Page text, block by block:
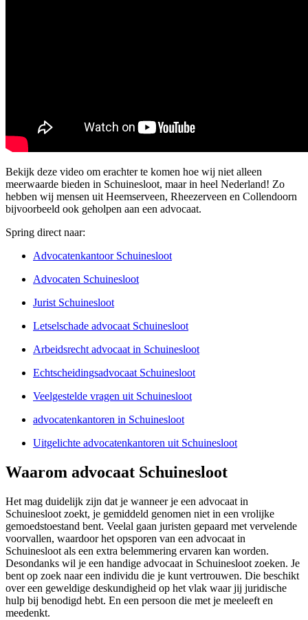
Bekijk deze video om erachter te komen hoe wij niet alleen
meerwaarde bieden in Schuinesloot, maar in heel Nederland! Zo
hebben wij mensen uit Heemserveen, Rheezerveen en Collendoorn
bijvoorbeeld ook geholpen aan een advocaat.
Spring direct naar:
Advocatenkantoor Schuinesloot
Advocaten Schuinesloot
Jurist Schuinesloot
Letselschade advocaat Schuinesloot
Arbeidsrecht advocaat in Schuinesloot
Echtscheidingsadvocaat Schuinesloot
Veelgestelde vragen uit Schuinesloot
advocatenkantoren in Schuinesloot
Uitgelichte advocatenkantoren uit Schuinesloot
Waarom advocaat Schuinesloot
Het mag duidelijk zijn dat je wanneer je een advocaat in
Schuinesloot zoekt, je gemiddeld genomen niet in een vrolijke
gemoedstoestand bent. Veelal gaan juristen gepaard met vervelende
voorvallen, waardoor het opsporen van een advocaat in
Schuinesloot als een extra belemmering ervaren kan worden.
Desondanks wil je een handige advocaat in Schuinesloot zoeken. Je
bent op zoek naar een individu die je kunt vertrouwen. Die beschikt
over een geweldige deskundigheid op het vlak waar jij juridische
hulp bij benodigd hebt. En een persoon die met je meeleeft en
meedenkt.